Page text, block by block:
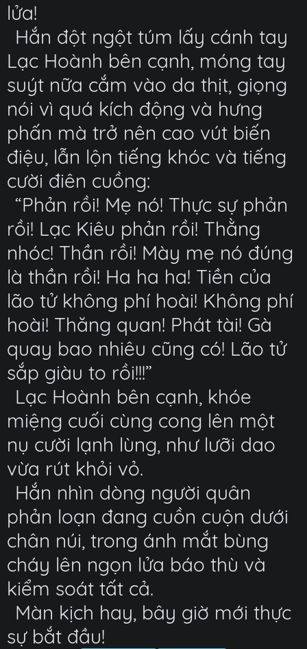
lửa!
Hắn đột ngột túm lấy cánh tay
Lạc Hoành bên cạnh, móng tay
suýt nữa cắm vào da thịt, giọng
nói vì quá kích động và hưng
phấn mà trở nên cao vút biến
điệu, lẫn lộn tiếng khóc và tiếng
cười điên cuồng:
“Phản rồi! Mẹ nó! Thực sự phản
rồi! Lạc Kiêu phản rồi! Thằng
nhóc! Thần rồi! Mày mẹ nó đúng
là thần rồi! Ha ha ha! Tiền của
lão tử không phí hoài! Không phí
hoài! Thăng quan! Phát tài! Gà
quay bao nhiêu cũng có! Lão tử
sắp giàu to rồi!!!”
Lạc Hoành bên cạnh, khóe
miệng cuối cùng cong lên một
nụ cười lạnh lùng, như lưỡi dao
vừa rút khỏi vỏ.
Hắn nhìn dòng người quân
phản loạn đang cuồn cuộn dưới
chân núi, trong ánh mắt bùng
cháy lên ngọn lửa báo thù và
kiểm soát tất cả.
Màn kịch hay, bây giờ mới thực
sự bắt đầu!